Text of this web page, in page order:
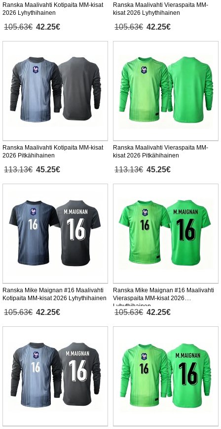
Ranska Maalivahti Kotipaita MM-kisat
2026 Lyhythihainen
105.63€ 42.25€
Ranska Maalivahti Vieraspaita MM-
kisat 2026 Lyhythihainen
105.63€ 42.25€
Ranska Maalivahti Kotipaita MM-kisat
2026 Pitkähihainen
113.13€ 45.25€
Ranska Maalivahti Vieraspaita MM-
kisat 2026 Pitkähihainen
113.13€ 45.25€
Ranska Mike Maignan #16 Maalivahti
Kotipaita MM-kisat 2026 Lyhythihainen
105.63€ 42.25€
Ranska Mike Maignan #16 Maalivahti
Vieraspaita MM-kisat 2026
Lyhythihainen
105.63€ 42.25€